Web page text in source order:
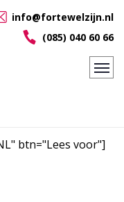
info@fortewelzijn.nl
(085) 040 60 66
btn="Lees voor"]